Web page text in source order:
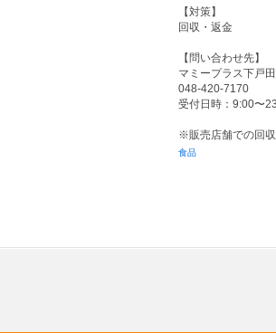
【対策】
回収・返金
【問い合わせ先】
マミープラス下戸
048-420-7170
受付日時：9:00〜
※販売店舗での回収
食品